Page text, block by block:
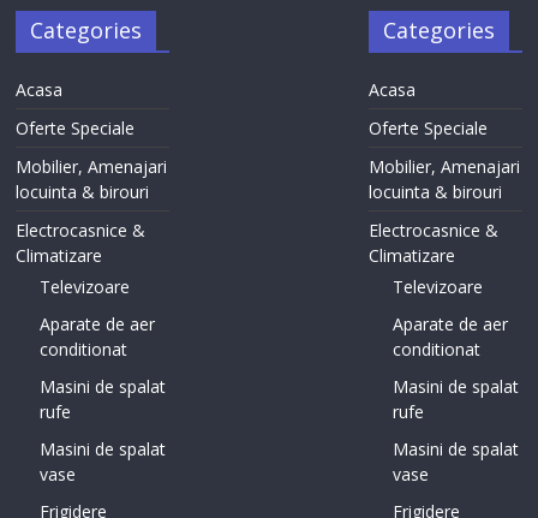
Categories
Acasa
Oferte Speciale
Mobilier, Amenajari
locuinta & birouri
Electrocasnice &
Climatizare
Televizoare
Aparate de aer
conditionat
Masini de spalat
rufe
Masini de spalat
vase
Frigidere
Categories
Acasa
Oferte Speciale
Mobilier, Amenajari
locuinta & birouri
Electrocasnice &
Climatizare
Televizoare
Aparate de aer
conditionat
Masini de spalat
rufe
Masini de spalat
vase
Frigidere